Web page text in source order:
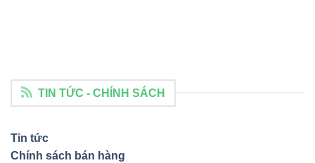
TIN TỨC - CHÍNH SÁCH
Tin tức
Chính sách bán hàng